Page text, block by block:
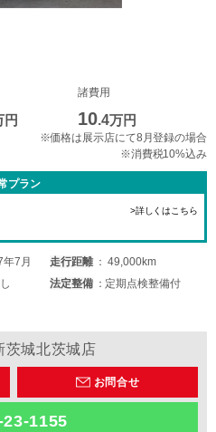
円
諸費用
10.4万円
※価格は展示店にて8月登録の場合
※消費税10%込み
プラン
>詳しくはこちら
7月 走行距離
49,000km
法定整備
定期点検整備付
茨城北茨城店
お問合せ
1155